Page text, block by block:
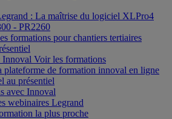
: La maîtrise du logiciel XLPro4
- PR2260
formations pour chantiers tertiaires
Innoval Voir les formations
plateforme de formation innoval en ligne
au présentiel
avec Innoval
webinaires Legrand
la plus proche